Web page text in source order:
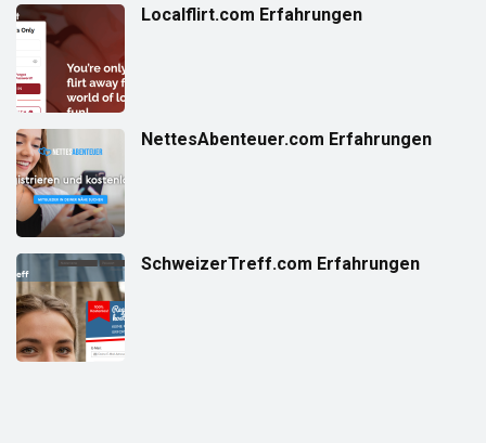
Localflirt.com Erfahrungen
NettesAbenteuer.com Erfahrungen
SchweizerTreff.com Erfahrungen